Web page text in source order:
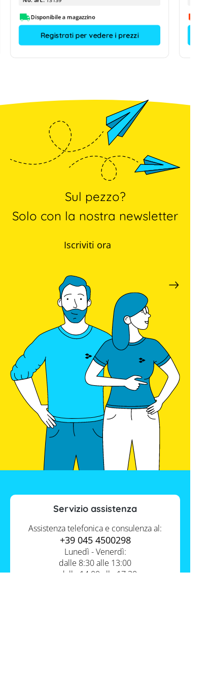
Disponibile a magazzino
Registrati per vedere i prezzi
Sul pezzo?
Solo con la nostra newsletter
Iscriviti ora
Servizio assistenza
Assistenza telefonica e consulenza al:
+39 045 4500298
Lunedì - Venerdì:
dalle 8:30 alle 13:00
e dalle 14:00 alle 17:30